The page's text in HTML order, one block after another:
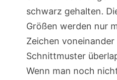
schwarz gehalten.
Größen werden nur
Zeichen
Schnittmuster
Wenn man noch